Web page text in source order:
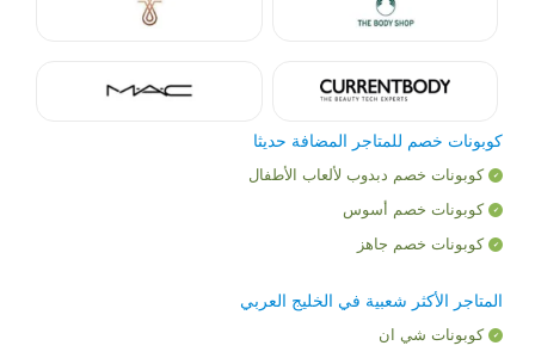
كوبونات خصم للمتاجر المضافة حديثا
كوبونات خصم دبدوب لألعاب الأطفال
كوبونات خصم أسوس
كوبونات خصم جاهز
المتاجر الأكثر شعبية في الخليج العربي
كوبونات شي ان